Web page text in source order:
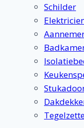
Schilder